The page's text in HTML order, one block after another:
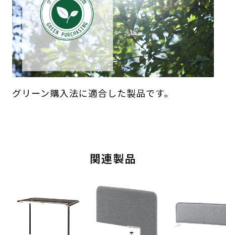
グリーン購入法に適合した製品です。
関連製品